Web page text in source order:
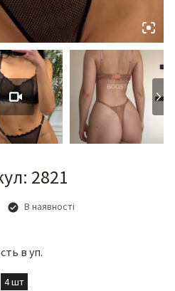
2821
В наявності
в уп.
4 шт